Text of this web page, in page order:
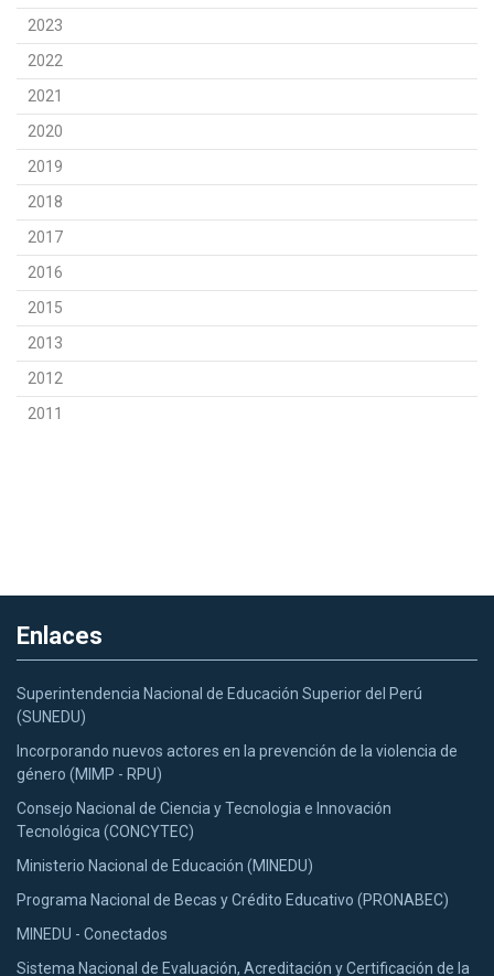
2023
2022
2021
2020
2019
2018
2017
2016
2015
2013
2012
2011
Enlaces
Superintendencia Nacional de Educación Superior del Perú
(SUNEDU)
Incorporando nuevos actores en la prevención de la violencia de
género (MIMP - RPU)
Consejo Nacional de Ciencia y Tecnologia e Innovación
Tecnológica (CONCYTEC)
Ministerio Nacional de Educación (MINEDU)
Programa Nacional de Becas y Crédito Educativo (PRONABEC)
MINEDU - Conectados
Sistema Nacional de Evaluación, Acreditación y Certificación de la